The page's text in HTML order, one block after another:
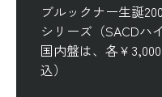
ブルックナー生誕
シリーズ（SACDハ
国内盤は、各￥
込）